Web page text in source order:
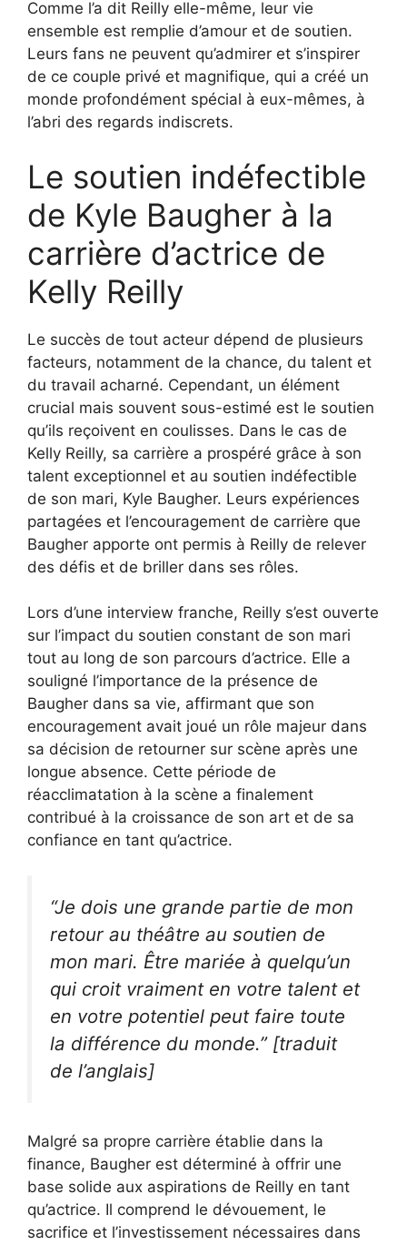
Comme l’a dit Reilly elle-même, leur vie
ensemble est remplie d’amour et de soutien.
Leurs fans ne peuvent qu’admirer et s’inspirer
de ce couple privé et magnifique, qui a créé un
monde profondément spécial à eux-mêmes, à
l’abri des regards indiscrets.
Le soutien indéfectible
de Kyle Baugher à la
carrière d’actrice de
Kelly Reilly
Le succès de tout acteur dépend de plusieurs
facteurs, notamment de la chance, du talent et
du travail acharné. Cependant, un élément
crucial mais souvent sous-estimé est le soutien
qu’ils reçoivent en coulisses. Dans le cas de
Kelly Reilly, sa carrière a prospéré grâce à son
talent exceptionnel et au soutien indéfectible
de son mari, Kyle Baugher. Leurs expériences
partagées et l’encouragement de carrière que
Baugher apporte ont permis à Reilly de relever
des défis et de briller dans ses rôles.
Lors d’une interview franche, Reilly s’est ouverte
sur l’impact du soutien constant de son mari
tout au long de son parcours d’actrice. Elle a
souligné l’importance de la présence de
Baugher dans sa vie, affirmant que son
encouragement avait joué un rôle majeur dans
sa décision de retourner sur scène après une
longue absence. Cette période de
réacclimatation à la scène a finalement
contribué à la croissance de son art et de sa
confiance en tant qu’actrice.
“Je dois une grande partie de mon
retour au théâtre au soutien de
mon mari. Être mariée à quelqu’un
qui croit vraiment en votre talent et
en votre potentiel peut faire toute
la différence du monde.” [traduit
de l’anglais]
Malgré sa propre carrière établie dans la
finance, Baugher est déterminé à offrir une
base solide aux aspirations de Reilly en tant
qu’actrice. Il comprend le dévouement, le
sacrifice et l’investissement nécessaires dans